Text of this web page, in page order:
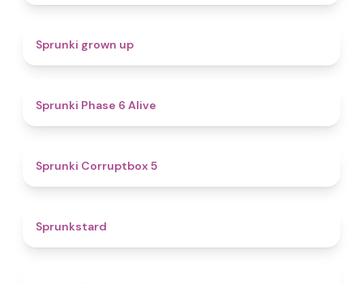
Sprunki grown up
Sprunki Phase 6 Alive
Sprunki Corruptbox 5
Sprunkstard